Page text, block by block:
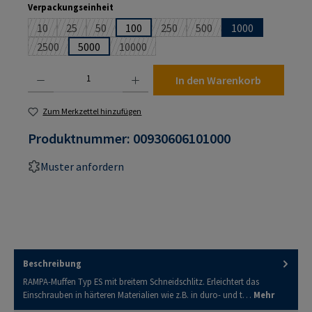
Verpackungseinheit
10(Diese Option ist zurzeit nicht verfügbar.)
25(Diese Option ist zurzeit nicht verfügbar.)
50(Diese Option ist zurzeit nicht verfügbar.)
100 250(Diese Option ist zurzeit nicht
500(Diese Option ist zurzeit
1000
2500(Diese Option ist zurzeit nicht verfügbar.)
5000 10000(Diese Option ist zurzeit nicht verfügbar.)
In den Warenkorb
Zum Merkzettel hinzufügen
Produktnummer: 00930606101000
Muster anfordern
Beschreibung
RAMPA-Muffen Typ ES mit breitem Schneidschlitz. Erleichtert das
Einschrauben in härteren Materialien wie z.B. in duro- und t… Mehr